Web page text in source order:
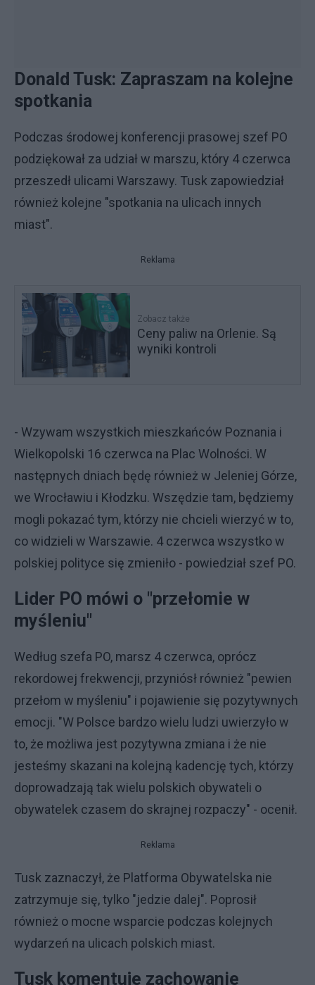
Donald Tusk: Zapraszam na kolejne
spotkania
Podczas środowej konferencji prasowej szef PO
podziękował za udział w marszu, który 4 czerwca
przeszedł ulicami Warszawy. Tusk zapowiedział
również kolejne "spotkania na ulicach innych
miast".
Reklama
Zobacz także
Ceny paliw na Orlenie. Są
wyniki kontroli
- Wzywam wszystkich mieszkańców Poznania i
Wielkopolski 16 czerwca na Plac Wolności. W
następnych dniach będę również w Jeleniej Górze,
we Wrocławiu i Kłodzku. Wszędzie tam, będziemy
mogli pokazać tym, którzy nie chcieli wierzyć w to,
co widzieli w Warszawie. 4 czerwca wszystko w
polskiej polityce się zmieniło - powiedział szef PO.
Lider PO mówi o "przełomie w
myśleniu"
Według szefa PO, marsz 4 czerwca, oprócz
rekordowej frekwencji, przyniósł również "pewien
przełom w myśleniu" i pojawienie się pozytywnych
emocji. "W Polsce bardzo wielu ludzi uwierzyło w
to, że możliwa jest pozytywna zmiana i że nie
jesteśmy skazani na kolejną kadencję tych, którzy
doprowadzają tak wielu polskich obywateli o
obywatelek czasem do skrajnej rozpaczy" - ocenił.
Reklama
Tusk zaznaczył, że Platforma Obywatelska nie
zatrzymuje się, tylko "jedzie dalej". Poprosił
również o mocne wsparcie podczas kolejnych
wydarzeń na ulicach polskich miast.
Tusk komentuje zachowanie